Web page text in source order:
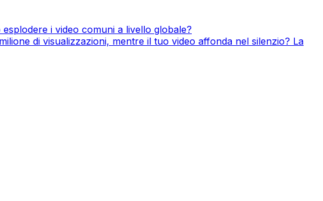
i video comuni a livello globale?
di visualizzazioni, mentre il tuo video affonda nel silenzio? La